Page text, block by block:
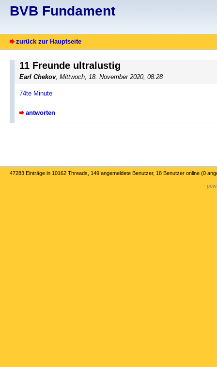
BVB Fundament
zurück zur Hauptseite
11 Freunde ultralustig
Earl Chekov, Mittwoch, 18. November 2020, 08:28
74te Minute
antworten
47283 Einträge in 10162 Threads, 149 angemeldete Benutzer, 18 Benutzer online (0